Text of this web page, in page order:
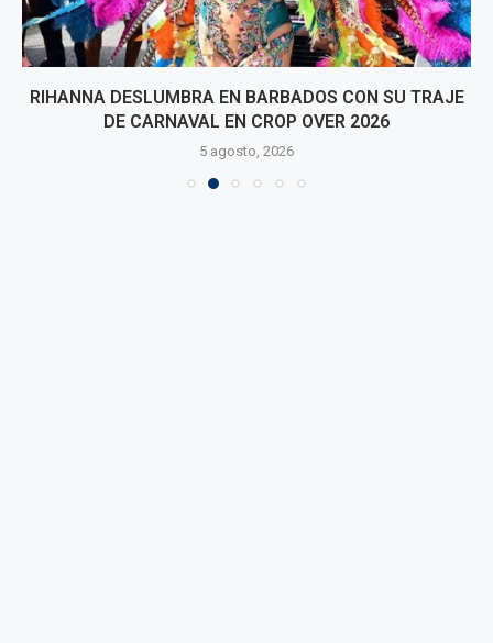
RIHANNA DESLUMBRA EN BARBADOS CON SU TRAJE
DE CARNAVAL EN CROP OVER 2026
5 agosto, 2026